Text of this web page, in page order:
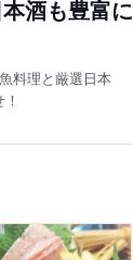
酒も豊富に
料理と厳選日本